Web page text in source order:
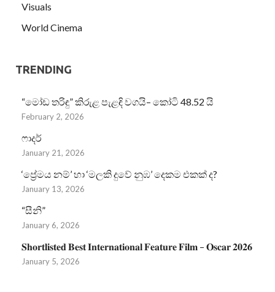
Visuals
World Cinema
TRENDING
“මෝඩ තරිඳු” කිරුළ පැළඳි වගයි– කෝටි 48.52 යි
February 2, 2026
ෆාදර්
January 21, 2026
‘ප්‍රේමය නම්’ හා ‘මලකි දුවේ නුඹ’ දෙකම එකක් ද?
January 13, 2026
“සීනි”
January 6, 2026
𝐒𝐡𝐨𝐫𝐭𝐥𝐢𝐬𝐭𝐞𝐝 𝐁𝐞𝐬𝐭 𝐈𝐧𝐭𝐞𝐫𝐧𝐚𝐭𝐢𝐨𝐧𝐚𝐥 𝐅𝐞𝐚𝐭𝐮𝐫𝐞 𝐅𝐢𝐥𝐦 – 𝐎𝐬𝐜𝐚𝐫 𝟐𝟎𝟐𝟔
January 5, 2026